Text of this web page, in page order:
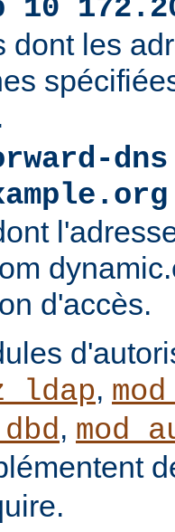
10
dont les
dns
d'accès.
,
,